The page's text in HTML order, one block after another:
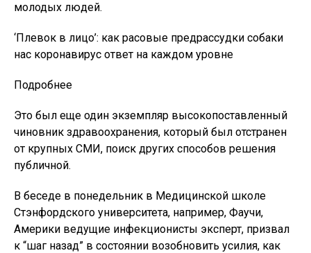
молодых людей.
‘Плевок в лицо’: как расовые предрассудки собаки
нас коронавирус ответ на каждом уровне
Подробнее
Это был еще один экземпляр высокопоставленный
чиновник здравоохранения, который был отстранен
от крупных СМИ, поиск других способов решения
публичной.
В беседе в понедельник в Медицинской школе
Стэнфордского университета, например, Фаучи,
Америки ведущие инфекционисты эксперт, призвал
к “шаг назад” в состоянии возобновить усилия, как